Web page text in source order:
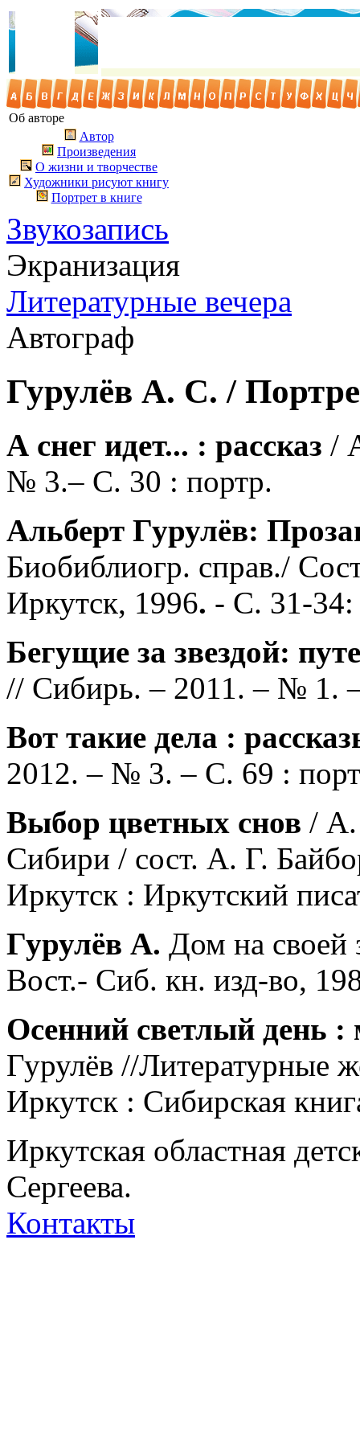
Об авторе
Автор
Произведения
О жизни и творчестве
Художники рисуют книгу
Портрет в книге
Звукозапись
Экранизация
Литературные вечера
Автограф
Гурулёв А. С. /
А снег идет... : рассказ /
№ 3.– С. 30 : портр.
Альберт Гурулёв:
Биобиблиогр. справ./
Иркутск, 1996. - C. 31-34:
Бегущие за звездой:
// Сибирь. – 2011. – № 1.
Вот такие дела :
2012. – № 3. – С. 69 :
Выбор цветных снов / А.
Сибири / сост. А. Г.
Иркутск : Иркутский
Гурулёв А. Дом на своей
Вост.- Сиб. кн. изд-во,
Осенний светлый день
Гурулёв //Литературные
Иркутск : Сибирская
Иркутская областная
Сергеева.
Контакты